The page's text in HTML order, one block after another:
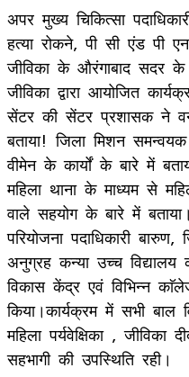
अपर मुख्य चिकित्सा
हत्या रोकने, पी सी एंड पी
जीविका के औरंगाबाद सदर
जीविका द्वारा आयोजित
सेंटर की सेंटर प्रशासक ने
बताया! जिला मिशन
वीमेन के कार्यों के बारे में
महिला थाना के माध्यम से
वाले सहयोग के बारे में
परियोजना पदाधिकारी
अनुग्रह कन्या उच्च विद्यालय
विकास केंद्र एवं विभिन्न
किया।कार्यक्रम में सभी बाल
महिला पर्यवेक्षिका ,
सहभागी की उपस्थिति रही।